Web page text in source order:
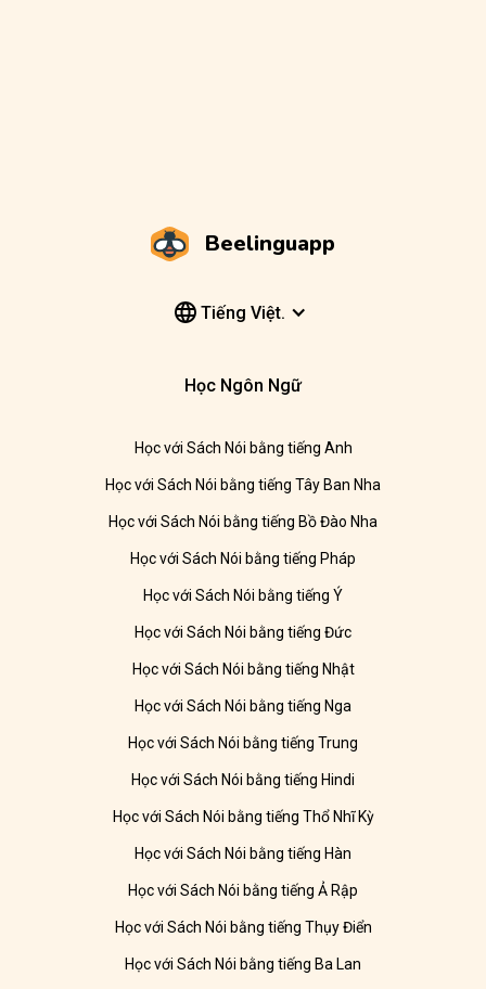
Beelinguapp
Tiếng Việt.
Học Ngôn Ngữ
Học với Sách Nói bằng tiếng Anh
Học với Sách Nói bằng tiếng Tây Ban Nha
Học với Sách Nói bằng tiếng Bồ Đào Nha
Học với Sách Nói bằng tiếng Pháp
Học với Sách Nói bằng tiếng Ý
Học với Sách Nói bằng tiếng Đức
Học với Sách Nói bằng tiếng Nhật
Học với Sách Nói bằng tiếng Nga
Học với Sách Nói bằng tiếng Trung
Học với Sách Nói bằng tiếng Hindi
Học với Sách Nói bằng tiếng Thổ Nhĩ Kỳ
Học với Sách Nói bằng tiếng Hàn
Học với Sách Nói bằng tiếng Ả Rập
Học với Sách Nói bằng tiếng Thụy Điển
Học với Sách Nói bằng tiếng Ba Lan